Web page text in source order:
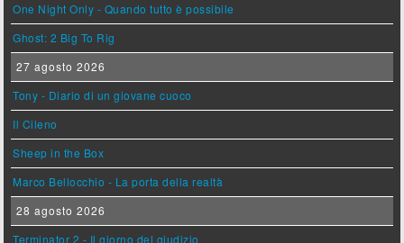
One Night Only - Quando tutto è possibile
Ghost: 2 Big To Rig
27 agosto 2026
Tony - Diario di un giovane cuoco
Il Cileno
Sheep in the Box
Marco Bellocchio - La porta della realtà
28 agosto 2026
Terminator 2 - Il giorno del giudizio